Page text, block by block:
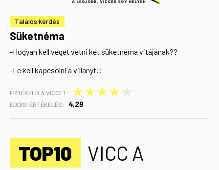
Találós kérdés
Süketnéma
-Hogyan kell véget vetni két süketnéma vitájának??
-Le kell kapcsolni a villanyt!!
ÉRTÉKELD A VICCET: ★
★
★
★
EDDIGI ÉRTÉKELÉS: 4,29
TOP10
VICC A